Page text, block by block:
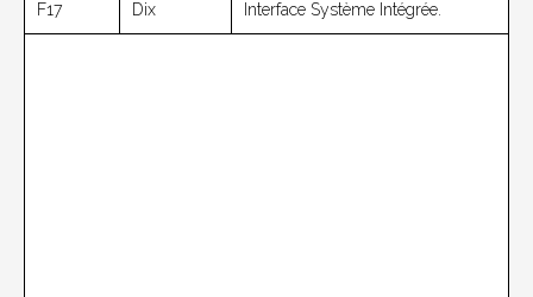
F17 Dix Interface Système Intégrée.